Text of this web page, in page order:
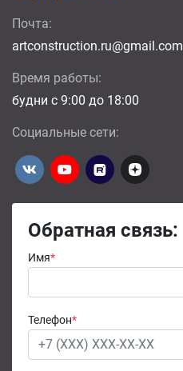
Почта:
artconstruction.ru@gmail.com
Время работы:
будни с 9:00 до 18:00
Социальные сети:
Обратная связь:
Имя*
Телефон*